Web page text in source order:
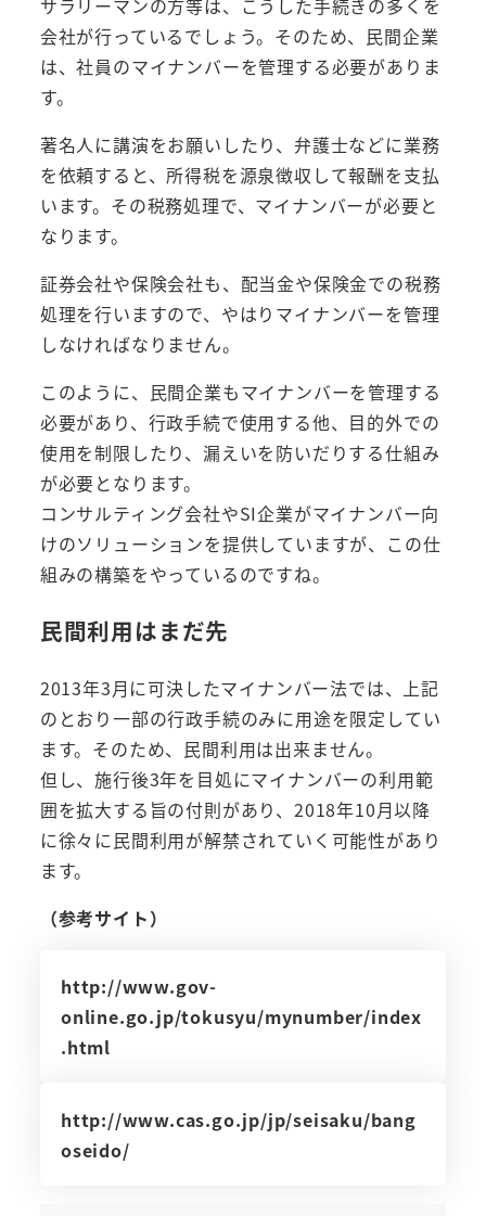
会社が行っているでしょう。そのため、民間企業
は、社員のマイナンバーを管理する必要がありま
す。
著名人に講演をお願いしたり、弁護士などに業務
を依頼すると、所得税を源泉徴収して報酬を支払
います。その税務処理で、マイナンバーが必要と
なります。
証券会社や保険会社も、配当金や保険金での税務
処理を行いますので、やはりマイナンバーを管理
しなければなりません。
このように、民間企業もマイナンバーを管理する
必要があり、行政手続で使用する他、目的外での
使用を制限したり、漏えいを防いだりする仕組み
が必要となります。
コンサルティング会社やSI企業がマイナンバー向
けのソリューションを提供していますが、この仕
組みの構築をやっているのですね。
民間利用はまだ先
2013年3月に可決したマイナンバー法では、上記
のとおり一部の行政手続のみに用途を限定してい
ます。そのため、民間利用は出来ません。
但し、施行後3年を目処にマイナンバーの利用範
囲を拡大する旨の付則があり、2018年10月以降
に徐々に民間利用が解禁されていく可能性があり
ます。
（参考サイト）
http://www.gov-
online.go.jp/tokusyu/mynumber/index
.html
http://www.cas.go.jp/jp/seisaku/bang
oseido/